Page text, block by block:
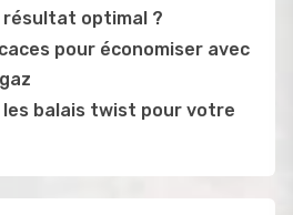
résultat optimal ?
pour économiser avec
les balais twist pour votre